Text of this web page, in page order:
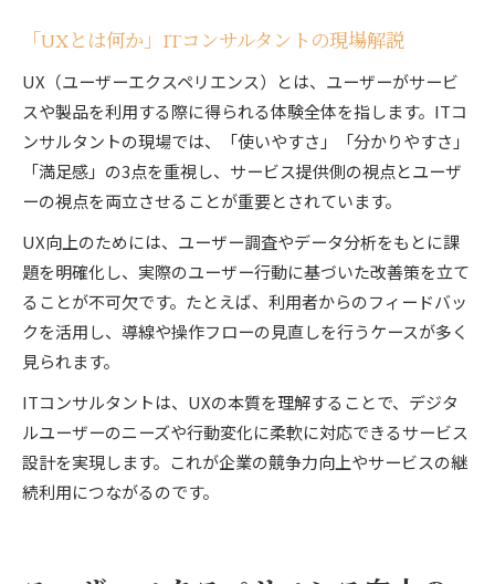
「UXとは何か」ITコンサルタントの現場解説
UX（ユーザーエクスペリエンス）とは、ユーザーがサービ
スや製品を利用する際に得られる体験全体を指します。ITコ
ンサルタントの現場では、「使いやすさ」「分かりやすさ」
「満足感」の3点を重視し、サービス提供側の視点とユーザ
ーの視点を両立させることが重要とされています。
UX向上のためには、ユーザー調査やデータ分析をもとに課
題を明確化し、実際のユーザー行動に基づいた改善策を立て
ることが不可欠です。たとえば、利用者からのフィードバッ
クを活用し、導線や操作フローの見直しを行うケースが多く
見られます。
ITコンサルタントは、UXの本質を理解することで、デジタ
ルユーザーのニーズや行動変化に柔軟に対応できるサービス
設計を実現します。これが企業の競争力向上やサービスの継
続利用につながるのです。